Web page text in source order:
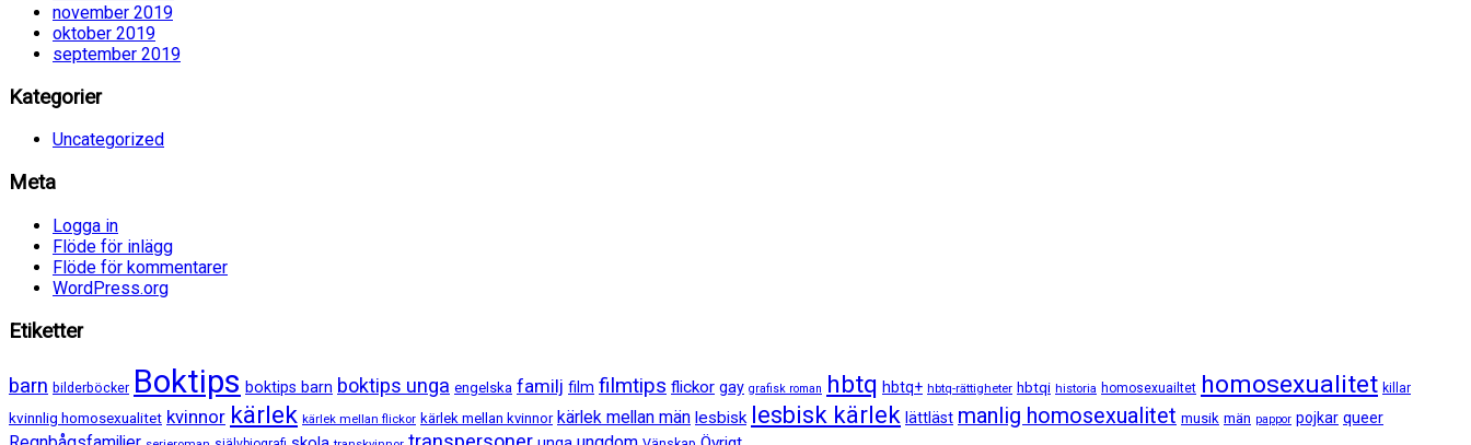
november 2019
oktober 2019
september 2019
Kategorier
Uncategorized
Meta
Logga in
Flöde för inlägg
Flöde för kommentarer
WordPress.org
Etiketter
barn bilderböcker Boktips boktips barn boktips unga engelska familj film filmtips flickor gay grafisk roman hbtq hbtq+ hbtq-rättigheter hbtqi historia homosexuailtet homosexualitet killar
kvinnlig homosexualitet kvinnor kärlek kärlek mellan flickor kärlek mellan kvinnor kärlek mellan män lesbisk lesbisk kärlek lättläst manlig homosexualitet musik män pappor pojkar queer